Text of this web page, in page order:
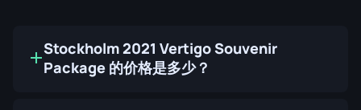
Stockholm 2021 Vertigo Souvenir
Package 的价格是多少？